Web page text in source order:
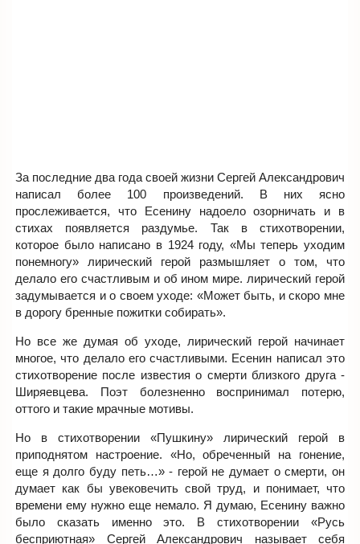
За последние два года своей жизни Сергей Александрович
написал более 100 произведений. В них ясно
прослеживается, что Есенину надоело озорничать и в
стихах появляется раздумье. Так в стихотворении,
которое было написано в 1924 году, «Мы теперь уходим
понемногу» лирический герой размышляет о том, что
делало его счастливым и об ином мире. лирический герой
задумывается и о своем уходе: «Может быть, и скоро мне
в дорогу бренные пожитки собирать».
Но все же думая об уходе, лирический герой начинает
многое, что делало его счастливыми. Есенин написал это
стихотворение после известия о смерти близкого друга -
Ширяевцева. Поэт болезненно воспринимал потерю,
оттого и такие мрачные мотивы.
Но в стихотворении «Пушкину» лирический герой в
приподнятом настроение. «Но, обреченный на гонение,
еще я долго буду петь…» - герой не думает о смерти, он
думает как бы увековечить свой труд, и понимает, что
времени ему нужно еще немало. Я думаю, Есенину важно
было сказать именно это. В стихотворении «Русь
бесприютная» Сергей Александрович называет себя